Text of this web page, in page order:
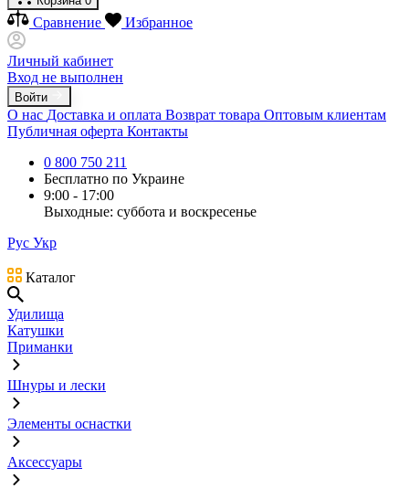
Сравнение Избранное
Личный кабинет
Вход не выполнен
Войти
О нас Доставка и оплата Возврат товара Оптовым клиентам
Публичная оферта Контакты
0 800 750 211
Бесплатно по Украине
9:00 - 17:00
Выходные: суббота и воскресенье
Рус Укр
Каталог
Удилища
Катушки
Приманки
Шнуры и лески
Элементы оснастки
Аксессуары